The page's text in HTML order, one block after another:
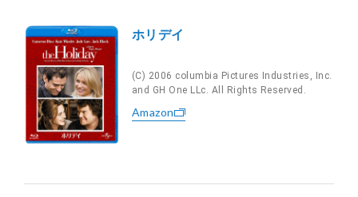
ホリデイ
(C) 2006 columbia Pictures Industries, Inc.
and GH One LLc. All Rights Reserved.
Amazon